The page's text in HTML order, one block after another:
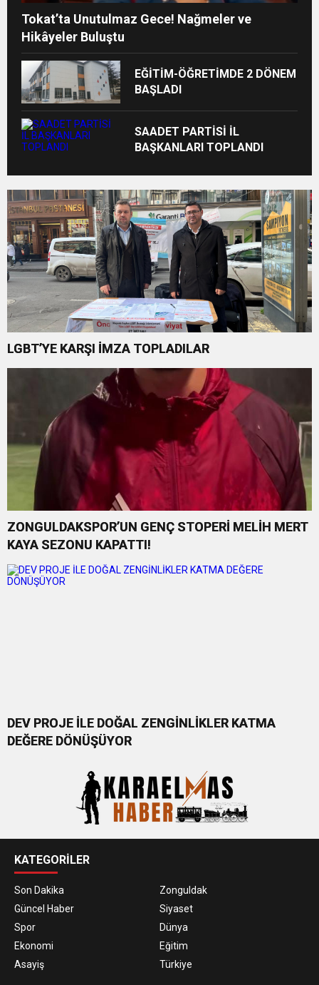
Tokat’ta Unutulmaz Gece! Nağmeler ve
Hikâyeler Buluştu
EĞİTİM-ÖĞRETİMDE 2 DÖNEM
BAŞLADI
SAADET PARTİSİ İL
BAŞKANLARI TOPLANDI
LGBT’YE KARŞI İMZA TOPLADILAR
ZONGULDAKSPOR’UN GENÇ STOPERİ MELİH MERT
KAYA SEZONU KAPATTI!
DEV PROJE İLE DOĞAL ZENGİNLİKLER KATMA
DEĞERE DÖNÜŞÜYOR
KATEGORİLER
Son Dakika
Zonguldak
Güncel Haber
Siyaset
Spor
Dünya
Ekonomi
Eğitim
Asayiş
Türkiye